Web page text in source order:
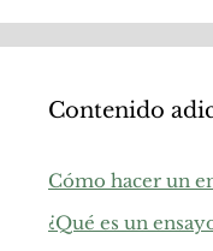
Contenido
Cómo hacer un
¿Qué es un